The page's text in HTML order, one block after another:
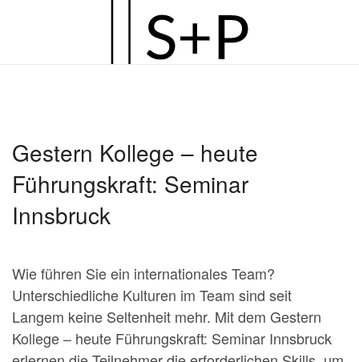
Gestern Kollege – heute
Führungskraft: Seminar
Innsbruck
Wie führen Sie ein internationales Team?
Unterschiedliche Kulturen im Team sind seit
Langem keine Seltenheit mehr. Mit dem Gestern
Kollege – heute Führungskraft: Seminar Innsbruck